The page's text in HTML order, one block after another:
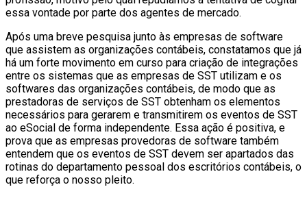
essa vontade por parte dos agentes de mercado.
Após uma breve pesquisa junto às empresas de software
que assistem as organizações contábeis, constatamos que já
há um forte movimento em curso para criação de integrações
entre os sistemas que as empresas de SST utilizam e os
softwares das organizações contábeis, de modo que as
prestadoras de serviços de SST obtenham os elementos
necessários para gerarem e transmitirem os eventos de SST
ao eSocial de forma independente. Essa ação é positiva, e
prova que as empresas provedoras de software também
entendem que os eventos de SST devem ser apartados das
rotinas do departamento pessoal dos escritórios contábeis, o
que reforça o nosso pleito.